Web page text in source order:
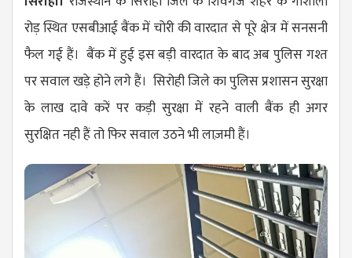
रोड़ स्थित एसबीआई बैंक में चोरी की वारदात से पूरे क्षेत्र में सनसनी
फैल गई हैं। बैंक में हुई इस बड़ी वारदात के बाद अब पुलिस गश्त
पर सवाल खड़े होने लगे हैं। सिरोही जिले का पुलिस प्रशासन सुरक्षा
के लाख दावे करें पर कड़ी सुरक्षा में रहने वाली बैंक ही अगर
सुरक्षित नही हैं तो फिर सवाल उठने भी लाज़मी हैं।